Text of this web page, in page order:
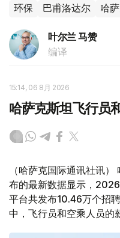
环保 巴甫洛达尔 哈
叶尔兰 马赞
编译
15:14, 06 8月 2026
哈萨克斯坦飞行员
（哈萨克国际通讯社讯
布的最新数据显示，
平台共发布10.46万个招
中，飞行员和空乘人员的